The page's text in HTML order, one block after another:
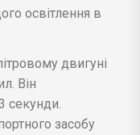
освітлення в
двигуні
Він
секунди.
засобу